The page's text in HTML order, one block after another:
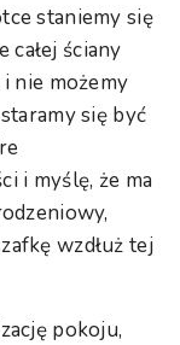
staniemy się
całej ściany
nie możemy
się być
i myślę, że ma
wzdłuż tej
pokoju,